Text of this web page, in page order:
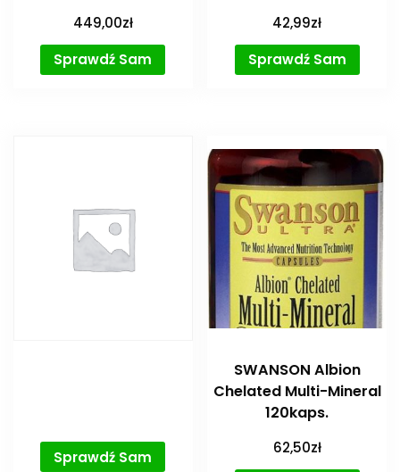
449,00zł
Sprawdź Sam
42,99zł
Sprawdź Sam
Sprawdź Sam
SWANSON Albion
Chelated Multi-Mineral
120kaps.
62,50zł